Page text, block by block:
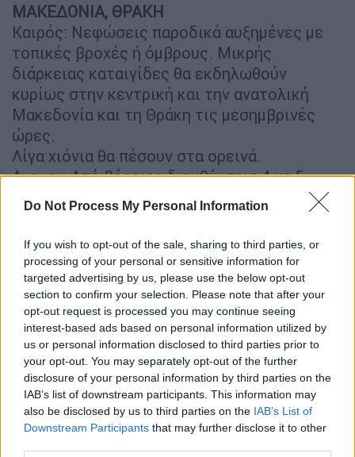
Do Not Process My Personal Information
If you wish to opt-out of the sale, sharing to third parties, or
processing of your personal or sensitive information for
targeted advertising by us, please use the below opt-out
section to confirm your selection. Please note that after your
opt-out request is processed you may continue seeing
interest-based ads based on personal information utilized by
us or personal information disclosed to third parties prior to
your opt-out. You may separately opt-out of the further
disclosure of your personal information by third parties on the
IAB’s list of downstream participants. This information may
also be disclosed by us to third parties on the IAB’s List of
Downstream Participants that may further disclose it to other
ΜΑΚΕΔΟΝΙΑ, ΘΡΑΚΗ
Καιρός: Νεφώσεις παροδικά αυξημένες με
τοπικές βροχές ή όμβρους. Μικρής
διάρκειας καταιγίδες θα εκδηλωθούν
κυρίως στην κεντρική και την ανατολική
Μακεδονία και τη Θράκη τις μεσημβρινές
ώρες.
Λίγα χιόνια θα πέσουν στα ορεινά.
Ανεμοι: Από βόρειες διευθύνσεις 4 με 5,
πρόσκαιρα τις πρωινές και βραδινές ώρες
στο Θρακικό έως 6 μποφόρ.
Θερμοκρασία: Από 07 έως 19 βαθμούς
Κελσίου. Στη δυτική Μακεδονία 3 με 4
βαθμούς χαμηλότερη.
ΝΗΣΙΑ ΙΟΝΙΟΥ, ΗΠΕΙΡΟΣ, ΔΥΤΙΚΗ ΣΤΕΡΕΑ,
ΔΥΤΙΚΗ ΠΕΛΟΠΟΝΝΗΣΟΣ
Καιρός: Λίγες νεφώσεις πρόσκαιρα
αυξημένες με τοπικές βροχές κυρίως στα
ηπειρωτικά το μεσημέρι - απόγευμα, οπότε
είναι πιθανόν να εκδηλωθούν και
μεμονωμένες καταιγίδες.